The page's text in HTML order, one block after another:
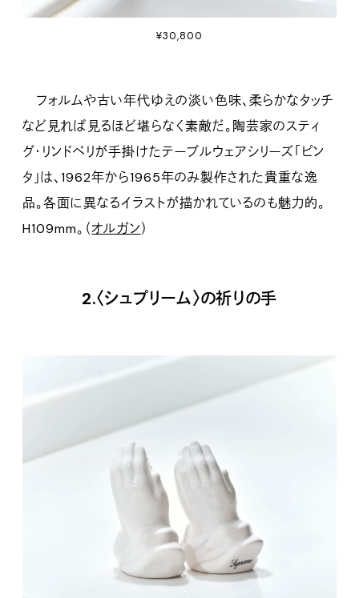
¥30,800
フォルムや古い年代ゆえの淡い色味、柔らかなタッチ
など見れば見るほど堪らなく素敵だ。陶芸家のスティ
グ・リンドベリが手掛けたテーブルウェアシリーズ「ピン
タ」は、1962年から1965年のみ製作された貴重な逸
品。各面に異なるイラストが描かれているのも魅力的。
H109mm。（オルガン）
2.〈シュプリーム〉の祈りの手